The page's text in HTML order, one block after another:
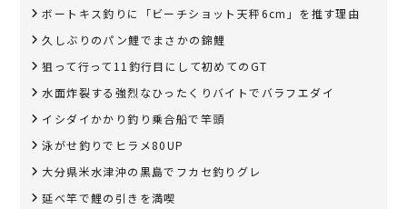
​ボートキス釣りに「ビーチショット天秤6cm」を推す理由
久しぶりのパン鯉でまさかの錦鯉
狙って行って11釣行目にして初めてのGT
水面炸裂する強烈なひったくりバイトでバラフエダイ
イシダイかかり釣り乗合船で竿頭
泳がせ釣りでヒラメ80UP
大分県米水津沖の黒島でフカセ釣りグレ
延べ竿で鯉の引きを満喫